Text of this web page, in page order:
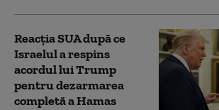
Reacția SUA după ce
Israelul a respins
acordul lui Trump
pentru dezarmarea
completă a Hamas